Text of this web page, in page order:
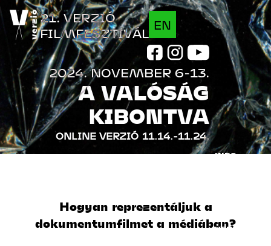
Jump to navigation
INFO
VENDÉGEK
ONLINE VERZIÓ 11.14.-11.24.
A VALÓSÁG
KIBONTVA
EN
21. VERZIÓ
FILMFESZTIVÁL
2024. NOVEMBER 6-13.
Hogyan reprezentáljuk a
dokumentumfilmet a médiában?